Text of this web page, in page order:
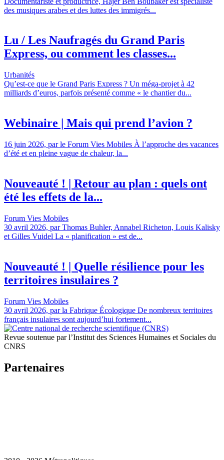
des musiques arabes et des luttes des immigrés...
Lu / Les Naufragés du Grand Paris
Express, ou comment les classes...
Urbanités
Qu’est-ce que le Grand Paris Express ? Un méga-projet à 42
milliards d’euros, parfois présenté comme « le chantier du...
Webinaire | Mais qui prend l’avion ?
16 juin 2026, par le Forum Vies Mobiles À l’approche des vacances
d’été et en pleine vague de chaleur, la...
Nouveauté ! | Retour au plan : quels ont
été les effets de la...
Forum Vies Mobiles
30 avril 2026, par Thomas Buhler, Annabel Richeton, Louis Kalisky
et Gilles Vuidel La « planification » est de...
Nouveauté ! | Quelle résilience pour les
territoires insulaires ?
Forum Vies Mobiles
30 avril 2026, par la Fabrique Écologique De nombreux territoires
français insulaires sont aujourd’hui fortement...
Revue soutenue par l’Institut des Sciences Humaines et Sociales du
CNRS
Partenaires